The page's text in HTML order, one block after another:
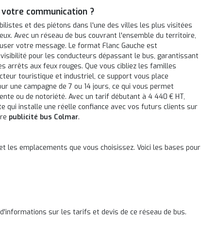
communication ?
et des piétons dans l'une des villes les plus visitées
Avec un réseau de bus couvrant l'ensemble du territoire,
votre message. Le format Flanc Gauche est
pour les conducteurs dépassant le bus, garantissant
arrêts aux feux rouges. Que vous cibliez les familles
touristique et industriel, ce support vous place
une campagne de 7 ou 14 jours, ce qui vous permet
ou de notoriété. Avec un tarif débutant à 4 440 € HT,
qui installe une réelle confiance avec vos futurs clients sur
publicité bus Colmar.
emplacements que vous choisissez. Voici les bases pour
sur les tarifs et devis de ce réseau de bus.